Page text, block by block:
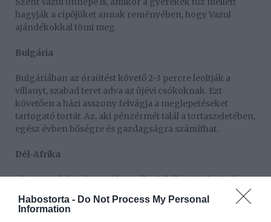
Habostorta - Do Not Process My Personal
Information
hagyják a cipőjüket annak reményében, hogy Vazul
ajándékokkal tömi meg.
Bulgária
Bulgáriában az óraütést követő 2-3 percre leoltják a
villanyt, szabad teret adva az újévi csókoknak. Ezt
követően a házi asszony felvágja a meglepetéseket
tartogató tortát. Az, aki pénzérmét talál a tortaszeletében,
egész évben bőségre és gazdagságra számíthat.
Dél-Afrika
Olaszországhoz hasonlóan Dél-Afrikában is elterjedt
komolyan veszik az újévi hagyományokat, hogy gyakran